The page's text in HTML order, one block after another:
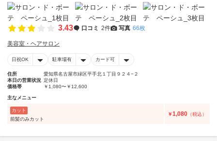
3.43 口コミ 2件 写真 66枚
美容室・ヘアサロン
日祝OK 駐車場有 カード可
住所
愛知県名古屋市緑区平手北１丁目９２４−２
本日の営業状況 定休日
価格帯
￥1,080〜￥12,600
主なメニュー
カット
前髪のみカット
￥1,080 （税込）